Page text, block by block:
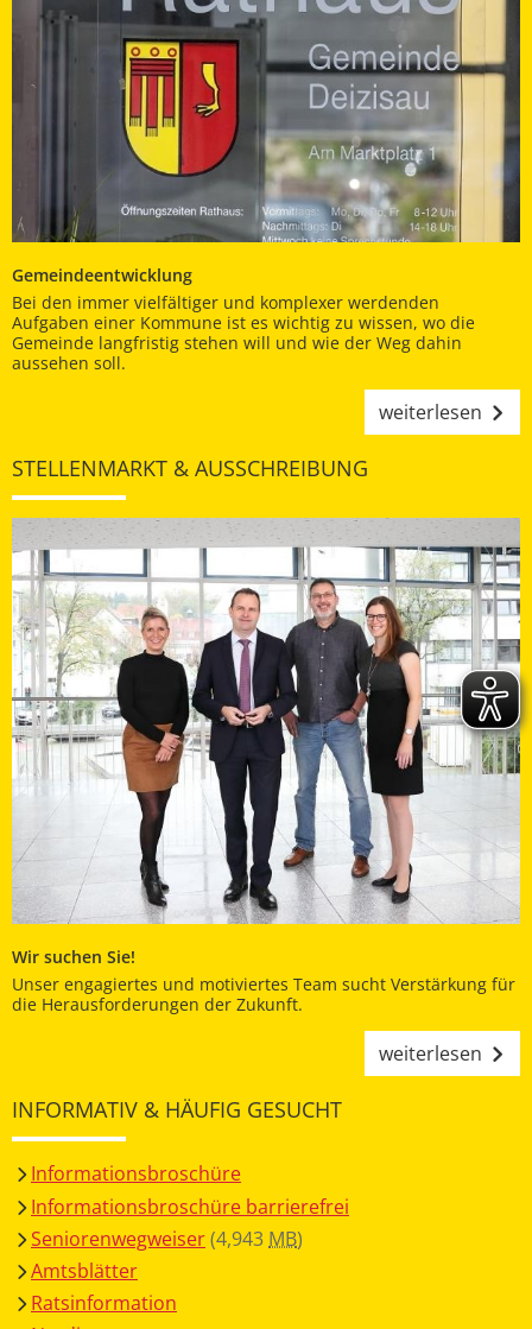
Gemeindeentwicklung
Bei den immer vielfältiger und komplexer werdenden
Aufgaben einer Kommune ist es wichtig zu wissen, wo die
Gemeinde langfristig stehen will und wie der Weg dahin
aussehen soll.
weiterlesen
STELLENMARKT & AUSSCHREIBUNG
Wir suchen Sie!
Unser engagiertes und motiviertes Team sucht Verstärkung für
die Herausforderungen der Zukunft.
weiterlesen
INFORMATIV & HÄUFIG GESUCHT
Informationsbroschüre
Informationsbroschüre barrierefrei
Seniorenwegweiser(4,943 MB)
Amtsblätter
Ratsinformation